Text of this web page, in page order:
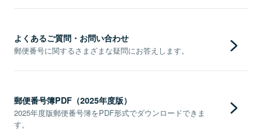
よくあるご質問・お問い合わせ
郵便番号に関するさまざまな疑問にお答えします。
郵便番号簿PDF（2025年度版）
2025年度版郵便番号簿をPDF形式でダウンロードできま
す。